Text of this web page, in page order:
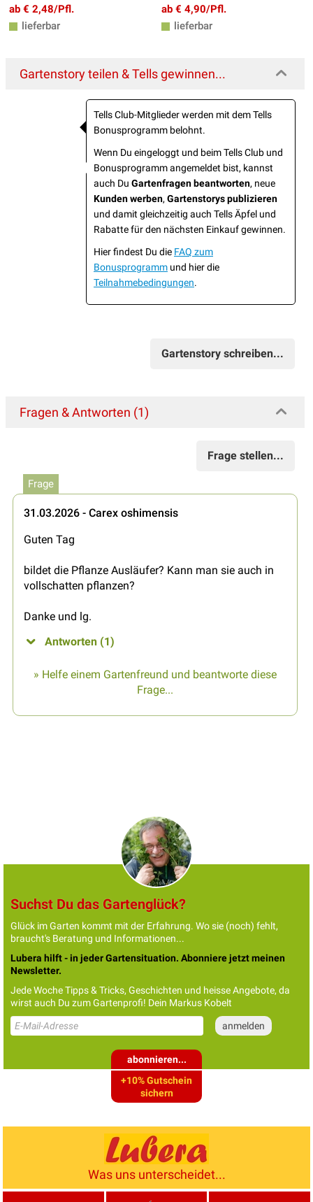
ab € 2,48/Pfl.
lieferbar
ab € 4,90/Pfl.
lieferbar
Gartenstory teilen & Tells gewinnen...
Tells Club-Mitglieder werden mit dem Tells
Bonusprogramm belohnt.
Wenn Du eingeloggt und beim Tells Club und
Bonusprogramm angemeldet bist, kannst
auch Du Gartenfragen beantworten, neue
Kunden werben, Gartenstorys publizieren
und damit gleichzeitig auch Tells Äpfel und
Rabatte für den nächsten Einkauf gewinnen.
Hier findest Du die FAQ zum
Bonusprogramm und hier die
Teilnahmebedingungen.
Gartenstory schreiben...
Fragen & Antworten (1)
Frage stellen...
Frage
31.03.2026 - Carex oshimensis
Guten Tag
bildet die Pflanze Ausläufer? Kann man sie auch in
vollschatten pflanzen?
Danke und lg.
Antworten (1)
» Helfe einem Gartenfreund und beantworte diese
Frage...
Suchst Du das Gartenglück?
Glück im Garten kommt mit der Erfahrung. Wo sie (noch) fehlt,
braucht's Beratung und Informationen...
Lubera hilft - in jeder Gartensituation. Abonniere jetzt meinen
Newsletter.
Jede Woche Tipps & Tricks, Geschichten und heisse Angebote, da
wirst auch Du zum Gartenprofi! Dein Markus Kobelt
abonnieren...
+10% Gutschein
sichern
Was uns unterscheidet...